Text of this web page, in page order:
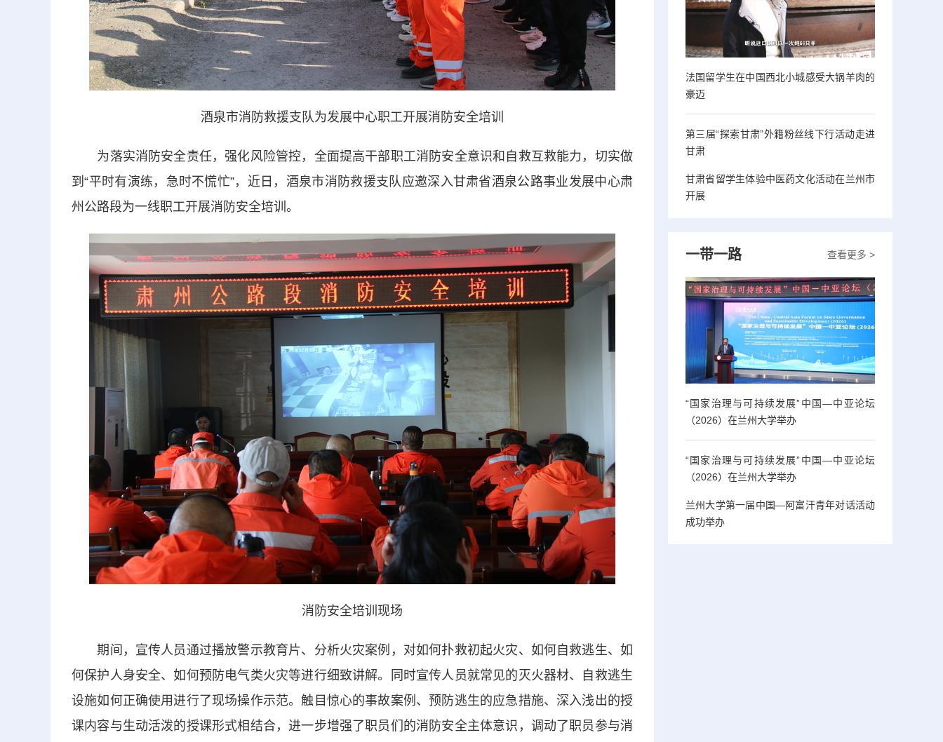
酒泉市消防救援支队为发展中心职工开展消防安全培训
为落实消防安全责任，强化风险管控，全面提高干部职工消防安全意识和自救互救能力，切实做
到“平时有演练，急时不慌忙”，近日，酒泉市消防救援支队应邀深入甘肃省酒泉公路事业发展中心肃
州公路段为一线职工开展消防安全培训。
消防安全培训现场
期间，宣传人员通过播放警示教育片、分析火灾案例，对如何扑救初起火灾、如何自救逃生、如
何保护人身安全、如何预防电气类火灾等进行细致讲解。同时宣传人员就常见的灭火器材、自救逃生
设施如何正确使用进行了现场操作示范。触目惊心的事故案例、预防逃生的应急措施、深入浅出的授
课内容与生动活泼的授课形式相结合，进一步增强了职员们的消防安全主体意识，调动了职员参与消
法国留学生在中国西北小城感受大锅羊肉的
豪迈
第三届“探索甘肃”外籍粉丝线下行活动走进
甘肃
甘肃省留学生体验中医药文化活动在兰州市
开展
查看更多 >
一带一路
“国家治理与可持续发展”中国—中亚论坛
（2026）在兰州大学举办
“国家治理与可持续发展”中国—中亚论坛
（2026）在兰州大学举办
兰州大学第一届中国—阿富汗青年对话活动
成功举办